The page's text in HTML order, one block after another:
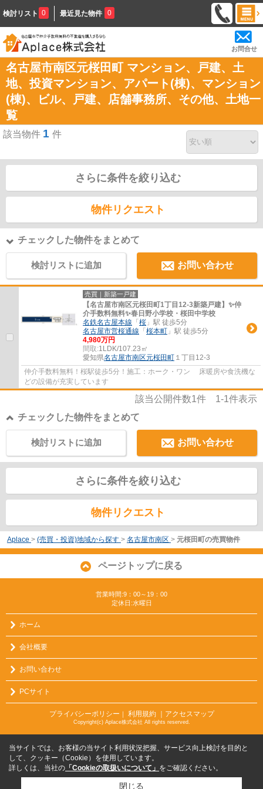
検討リスト 0 最近見た物件 0
お問合せ
名古屋市南区元桜田町 マンション、戸建、土
地、投資マンション、アパート(棟)、マンション
(棟)、ビル、戸建、店舗事務所、その他、土地一
覧
該当物件 1 件
さらに条件を絞り込む
物件リクエスト
チェックした物件をまとめて
検討リストに追加 お問い合わせ
売買｜新築一戸建
【名古屋市南区元桜田町1丁目12-3新築戸建】✨️仲
介手数料無料✨️春日野小学校・桜田中学校
名鉄名古屋本線 「 桜 」駅 徒歩5分
名古屋市営桜通線 「 桜本町 」駅 徒歩5分
4,980万円
間取:1LDK/107.23㎡
愛知県名古屋市南区元桜田町 １丁目12-3
仲介手数料無料！桜駅徒歩5分！施工：ホーク・ワン 床暖房や食洗機な
どの設備が充実しています
該当公開件数1件 1-1件表示
チェックした物件をまとめて
お問い合わせ
検討リストに追加
さらに条件を絞り込む
物件リクエスト
Aplace > (売買・投資)地域から探す > 名古屋市南区 > 元桜田町の売買物件
ページトップに戻る
営業時間:9：00～19：00
定休日:水曜日
ホーム
会社概要
お問い合わせ
PCサイト
プライバシーポリシー ｜ 利用規約 ｜アクセスマップ
Copyright(c) Aplace株式会社 All rights reserved.
当サイトでは、お客様の当サイト利用状況把握、サービス向上検討を目的と
して、クッキー（Cookie）を使用しています。
詳しくは、当社の 「Cookieの取扱いについて」 をご確認ください。
閉じる